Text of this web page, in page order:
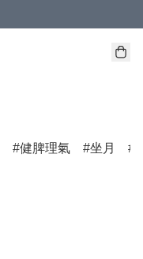
健脾理氣 坐月